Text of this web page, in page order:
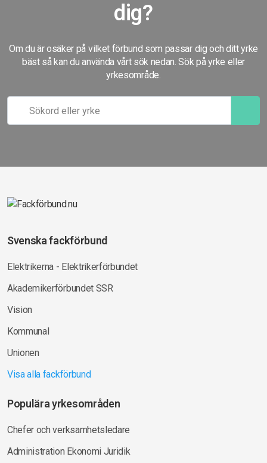
dig?
Om du är osäker på vilket förbund som passar dig och ditt yrke
bäst så kan du använda vårt sök nedan. Sök på yrke eller
yrkesområde.
Svenska fackförbund
Elektrikerna - Elektrikerförbundet
Akademikerförbundet SSR
Vision
Kommunal
Unionen
Visa alla fackförbund
Populära yrkesområden
Chefer och verksamhetsledare
Administration Ekonomi Juridik